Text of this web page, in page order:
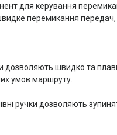
для керування
перемикання
швидко та
умов маршруту.
ручки дозволяють